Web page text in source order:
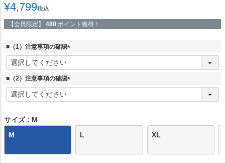
¥4,799税込
【会員限定】 480 ポイント獲得！
■（1）注意事項の確認
(
須
■（2）注意事項の確認
(
サイズ
M
M
L XL